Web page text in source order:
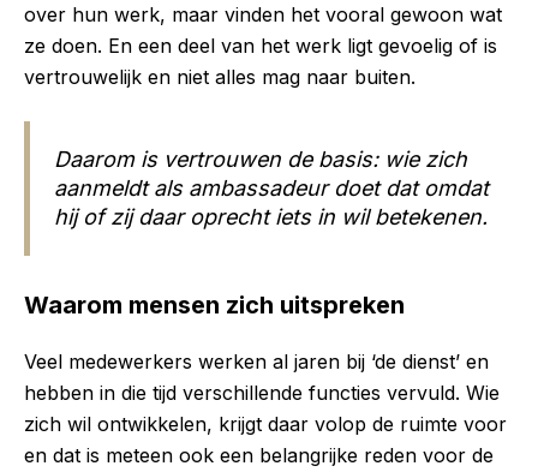
over hun werk, maar vinden het vooral gewoon wat
ze doen. En een deel van het werk ligt gevoelig of is
vertrouwelijk en niet alles mag naar buiten.
Daarom is vertrouwen de basis: wie zich
aanmeldt als ambassadeur doet dat omdat
hij of zij daar oprecht iets in wil betekenen.
Waarom mensen zich uitspreken
Veel medewerkers werken al jaren bij ‘de dienst’ en
hebben in die tijd verschillende functies vervuld. Wie
zich wil ontwikkelen, krijgt daar volop de ruimte voor
en dat is meteen ook een belangrijke reden voor de